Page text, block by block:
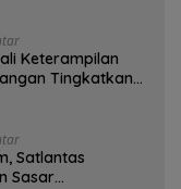
Keterampilan
Tingkatkan
Satlantas
Sasar